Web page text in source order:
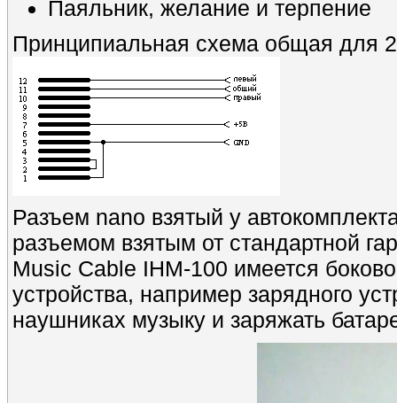
Паяльник, желание и терпение
Принципиальная схема общая для
Разъем nano взятый у
разъемом взятым от стандартной
Music Cable IHM-100 имеется
устройства, например зарядного
наушниках музыку и заряжать